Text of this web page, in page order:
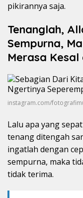
pikirannya saja.
Tenanglah,
Sempurna,
Merasa
instagram.com/
Lalu apa yang
tenang ditengah
ingatlah dengan
sempurna, maka
tidak terima.